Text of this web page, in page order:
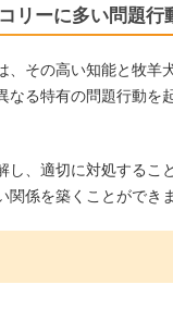
リーに多い問題行
、その高い知能と牧羊
なる特有の問題行動を
し、適切に対処するこ
関係を築くことができま